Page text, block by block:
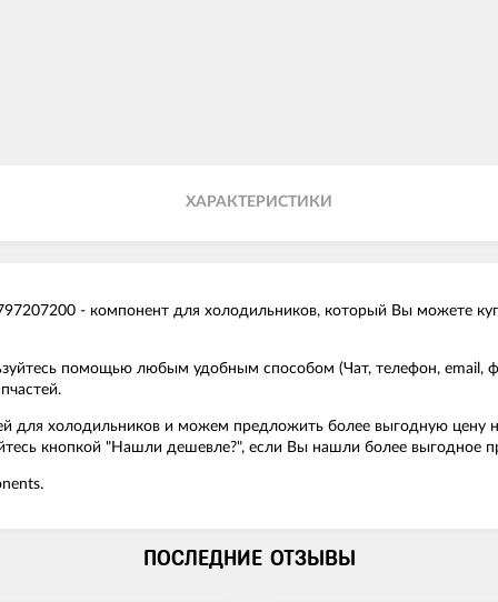
ХАРАКТЕРИСТИКИ
- компонент для холодильников, который Вы можете
помощью любым удобным способом (Чат, телефон,
для холодильников и можем предложить более выгодную цену
кнопкой "Нашли дешевле?", если Вы нашли более выгодное
ПОСЛЕДНИЕ ОТЗЫВЫ